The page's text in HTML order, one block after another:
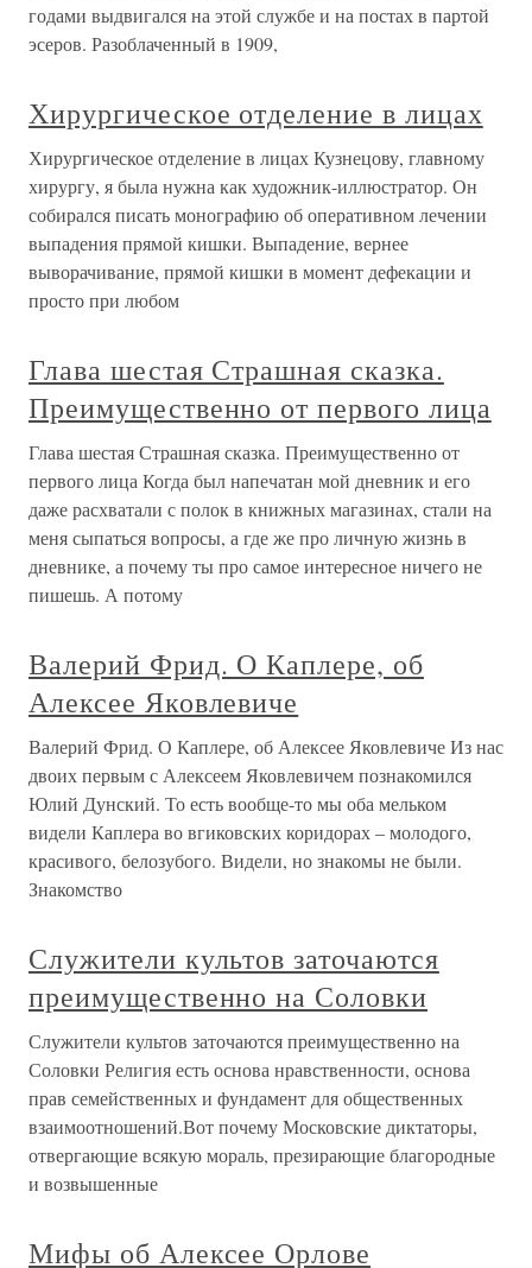
годами выдвигался на этой службе и на постах в партой
эсеров. Разоблаченный в 1909,
Хирургическое отделение в лицах
Хирургическое отделение в лицах Кузнецову, главному
хирургу, я была нужна как художник-иллюстратор. Он
собирался писать монографию об оперативном лечении
выпадения прямой кишки. Выпадение, вернее
выворачивание, прямой кишки в момент дефекации и
просто при любом
Глава шестая Страшная сказка.
Преимущественно от первого лица
Глава шестая Страшная сказка. Преимущественно от
первого лица Когда был напечатан мой дневник и его
даже расхватали с полок в книжных магазинах, стали на
меня сыпаться вопросы, а где же про личную жизнь в
дневнике, а почему ты про самое интересное ничего не
пишешь. А потому
Валерий Фрид. О Каплере, об
Алексее Яковлевиче
Валерий Фрид. О Каплере, об Алексее Яковлевиче Из нас
двоих первым с Алексеем Яковлевичем познакомился
Юлий Дунский. То есть вообще-то мы оба мельком
видели Каплера во вгиковских коридорах – молодого,
красивого, белозубого. Видели, но знакомы не были.
Знакомство
Служители культов заточаются
преимущественно на Соловки
Служители культов заточаются преимущественно на
Соловки Религия есть основа нравственности, основа
прав семейственных и фундамент для общественных
взаимоотношений.Вот почему Московские диктаторы,
отвергающие всякую мораль, презирающие благородные
и возвышенные
Мифы об Алексее Орлове